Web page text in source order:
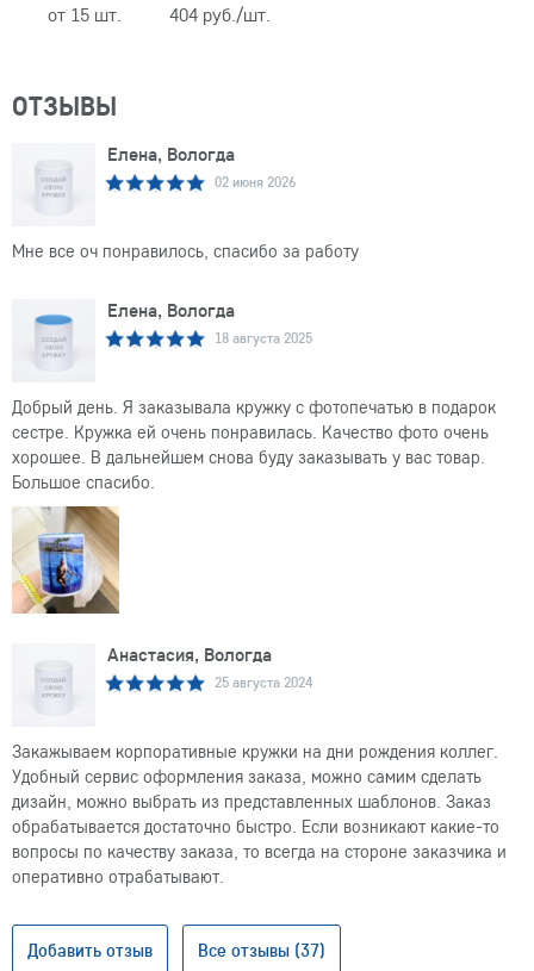
от 15 шт.
404 руб./шт.
ОТЗЫВЫ
Елена, Вологда
02 июня 2026
Мне все оч понравилось, спасибо за работу
Елена, Вологда
18 августа 2025
Добрый день. Я заказывала кружку с фотопечатью в подарок
сестре. Кружка ей очень понравилась. Качество фото очень
хорошее. В дальнейшем снова буду заказывать у вас товар.
Большое спасибо.
Анастасия, Вологда
25 августа 2024
Закажываем корпоративные кружки на дни рождения коллег.
Удобный сервис оформления заказа, можно самим сделать
дизайн, можно выбрать из представленных шаблонов. Заказ
обрабатывается достаточно быстро. Если возникают какие-то
вопросы по качеству заказа, то всегда на стороне заказчика и
оперативно отрабатывают.
Добавить отзыв Все отзывы (37)